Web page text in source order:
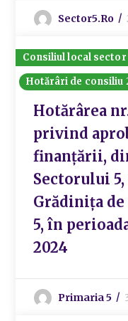
Sector5.ro
Consiliul local sector
Hotărâri de consiliu
Hotărârea
privind
finanțării,
Sectorului
Grădinița
5, în
2024
Primaria 5